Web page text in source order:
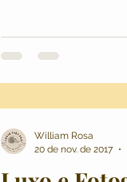
William Rosa
20 de nov. de 2017